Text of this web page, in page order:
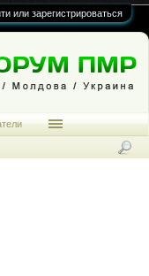
или зарегистрироваться